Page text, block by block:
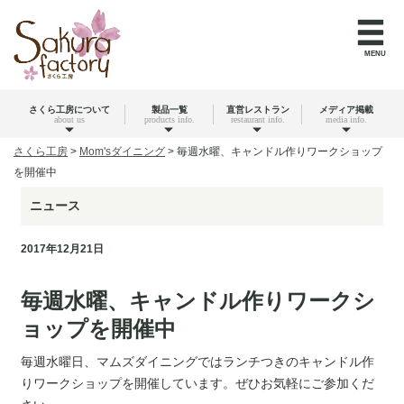
MENU
さくら工房について
about us
製品一覧
products info.
直営レストラン
restaurant info.
メディア掲載
media info.
さくら工房 > Mom'sダイニング > 毎週水曜、キャンドル作りワークショップ
を開催中
ニュース
2017年12月21日
毎週水曜、キャンドル作りワークシ
ョップを開催中
毎週水曜日、マムズダイニングではランチつきのキャンドル作
りワークショップを開催しています。ぜひお気軽にご参加くだ